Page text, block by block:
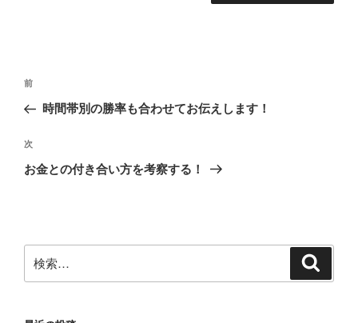
投
ナ
ビ
ゲ
ン
前
の
稿
前
時間帯別の勝率も合わせてお伝えします！
次
の
次
お金との付き合い方を考察する！
索: